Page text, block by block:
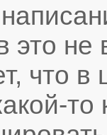
это
что